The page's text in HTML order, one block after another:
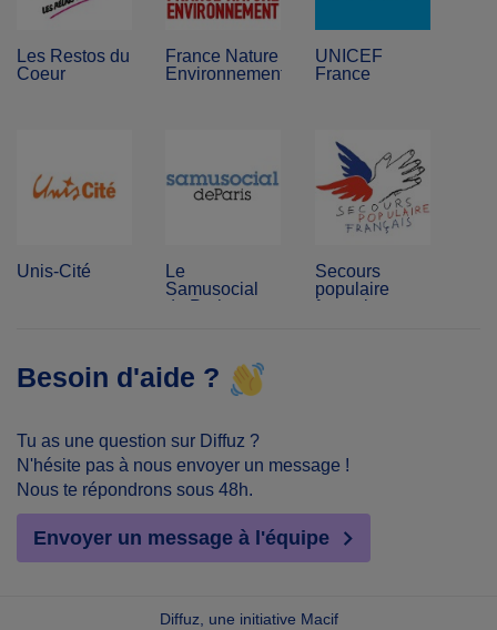
Les Restos du
Coeur
France Nature
Environnement
UNICEF
France
Unis-Cité
Le
Samusocial
de Paris
Secours
populaire
français
Besoin d'aide ?
Tu as une question sur Diffuz ?
N'hésite pas à nous envoyer un message !
Nous te répondrons sous 48h.
Envoyer un message à l'équipe
Diffuz, une initiative Macif